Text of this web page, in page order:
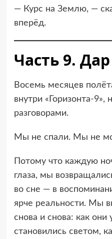
— Курс на Землю, —
вперёд.
Часть 9. Дар
Восемь месяцев
внутри «Горизонта-
разговорами.
Мы не спали. Мы не
Потому что каждую
глаза, мы
во сне — в
ярче реальности. Мы
снова и снова: как они
становились светом,